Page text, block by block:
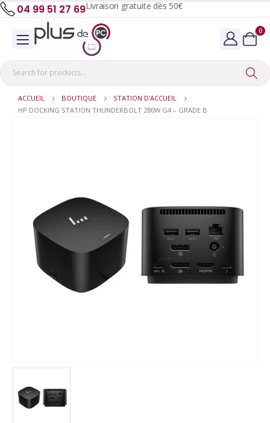
04 99 51 27 69Livraison gratuite dès 50€
0
ACCUEIL BOUTIQUE
STATION D'ACCUEIL
HP DOCKING STATION THUNDERBOLT 280W G4 – GRADE B